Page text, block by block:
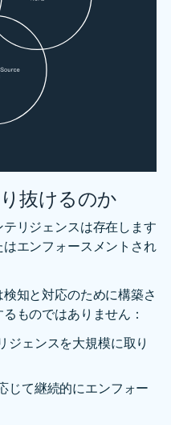
抜けるのか
リジェンスは存在します
エンフォースメントされ
知と対応のために構築さ
ものではありません：
ジェンスを大規模に取り
じて継続的にエンフォー